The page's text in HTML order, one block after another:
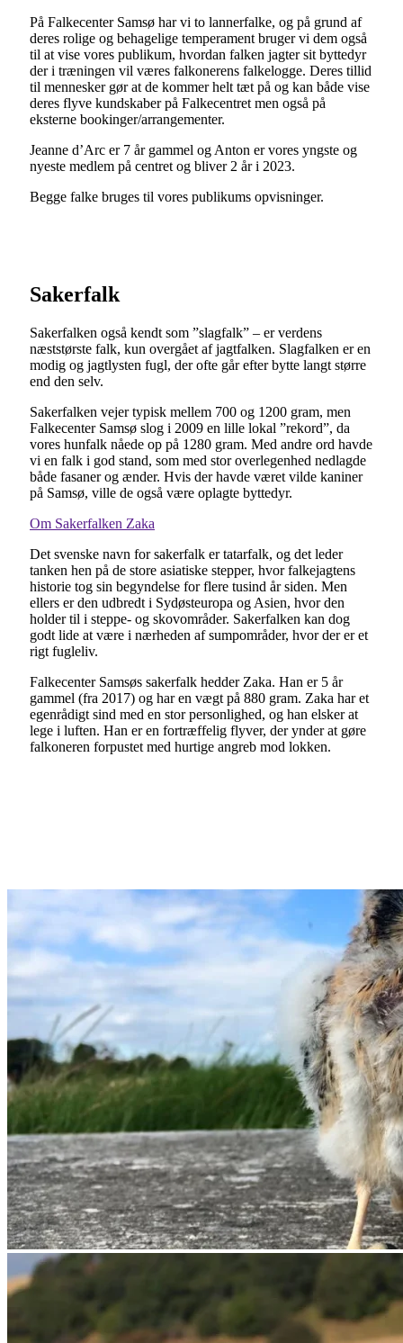
På Falkecenter Samsø har vi to lannerfalke, og på grund af
deres rolige og behagelige temperament bruger vi dem også
til at vise vores publikum, hvordan falken jagter sit byttedyr
der i træningen vil væres falkonerens falkelogge. Deres tillid
til mennesker gør at de kommer helt tæt på og kan både vise
deres flyve kundskaber på Falkecentret men også på
eksterne bookinger/arrangementer.
Jeanne d’Arc er 7 år gammel og Anton er vores yngste og
nyeste medlem på centret og bliver 2 år i 2023.
Begge falke bruges til vores publikums opvisninger.
Sakerfalk
Sakerfalken også kendt som ”slagfalk” – er verdens
næststørste falk, kun overgået af jagtfalken. Slagfalken er en
modig og jagtlysten fugl, der ofte går efter bytte langt større
end den selv.
Sakerfalken vejer typisk mellem 700 og 1200 gram, men
Falkecenter Samsø slog i 2009 en lille lokal ”rekord”, da
vores hunfalk nåede op på 1280 gram. Med andre ord havde
vi en falk i god stand, som med stor overlegenhed nedlagde
både fasaner og ænder. Hvis der havde været vilde kaniner
på Samsø, ville de også være oplagte byttedyr.
Om Sakerfalken Zaka
Det svenske navn for sakerfalk er tatarfalk, og det leder
tanken hen på de store asiatiske stepper, hvor falkejagtens
historie tog sin begyndelse for flere tusind år siden. Men
ellers er den udbredt i Sydøsteuropa og Asien, hvor den
holder til i steppe- og skovområder. Sakerfalken kan dog
godt lide at være i nærheden af sumpområder, hvor der er et
rigt fugleliv.
Falkecenter Samsøs sakerfalk hedder Zaka. Han er 5 år
gammel (fra 2017) og har en vægt på 880 gram. Zaka har et
egenrådigt sind med en stor personlighed, og han elsker at
lege i luften. Han er en fortræffelig flyver, der ynder at gøre
falkoneren forpustet med hurtige angreb mod lokken.